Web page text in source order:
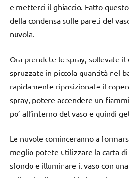
e metterci il ghiaccio. Fatto
della condensa sulle pareti del
nuvola.
Ora prendete lo spray, sollevate il
spruzzate in piccola quantità nel
rapidamente riposizionate il
spray, potere accendere un
po’ all’interno del vaso e quindi
Le nuvole cominceranno a
meglio potete utilizzare la carta di
sfondo e illuminare il vaso con